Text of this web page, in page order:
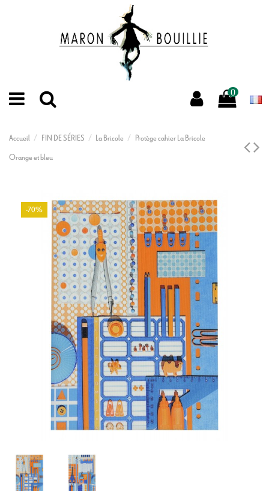
0
Accueil FIN DE SÉRIES La Bricole
Protège cahier La Bricole
Orange et bleu
-70%